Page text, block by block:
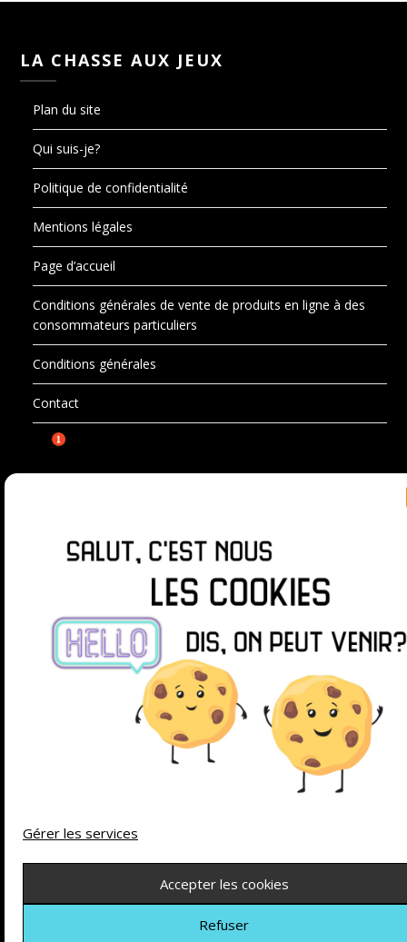
Gérer les services
Accepter les cookies
Refuser
LA CHASSE AUX JEUX
Plan du site
Qui suis-je?
Politique de confidentialité
Mentions légales
Page d’accueil
Conditions générales de vente de produits en ligne à des
consommateurs particuliers
Conditions générales
Contact
SUIVEZ-MOI SUR
© 2026 La chasse aux jeux| Powered by Minimalist